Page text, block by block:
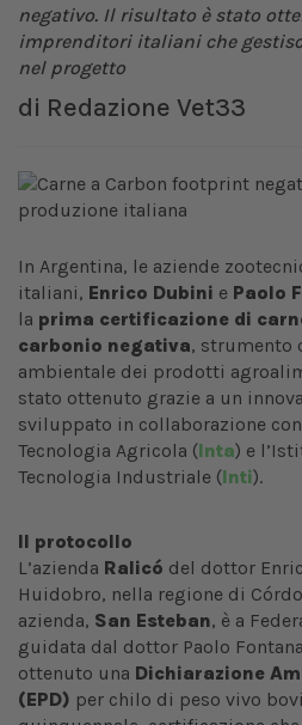
negativo. Il risultato è stato
imprenditori italiani che
nel progetto
di Redazione Vet33
In Argentina, le aziende
italiani, Enrico Dubini e Paolo
la prima certificazione di
carbonio negativa, strumento
ambientale dei prodotti
stato ottenuto grazie a un
sviluppato in collaborazione
Tecnologia Agricola (Inta) e
Tecnologia Industriale (Inti).
Il protocollo
L’azienda Ralicó del dottor
Huidobro, nella regione di
azienda, San Esteban, è a
guidata dal dottor Paolo
ottenuto una Dichiarazione
(EPD) per chilo di peso vivo